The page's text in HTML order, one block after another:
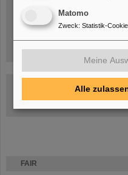
FAIR
GSI-FAIR Kolloquium
Matomo
Zweck: Statistik-
Meine
Alle